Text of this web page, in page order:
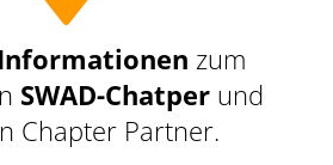
zum
SWAD-Chatper und
Chapter Partner.